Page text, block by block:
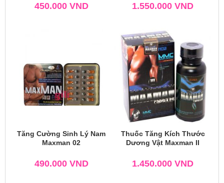
450.000 VND 1.550.000 VND
Tăng Cường Sinh Lý Nam
Maxman 02
490.000 VND
Thuốc Tăng Kích Thước
Dương Vật Maxman II
1.450.000 VND